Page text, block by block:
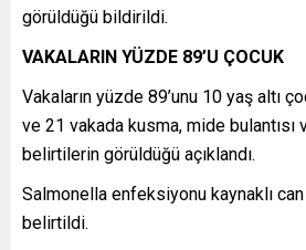
görüldüğü bildirildi.
VAKALARIN YÜZDE 89’U ÇOCUK
Vakaların yüzde 89’unu 10 yaş altı
ve 21 vakada kusma, mide bulantısı
belirtilerin görüldüğü açıklandı.
Salmonella enfeksiyonu kaynaklı can
belirtildi.